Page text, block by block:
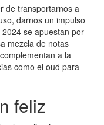
de transportarnos a
darnos un impulso
se apuestan por
mezcla de notas
a la
como el oud para
feliz